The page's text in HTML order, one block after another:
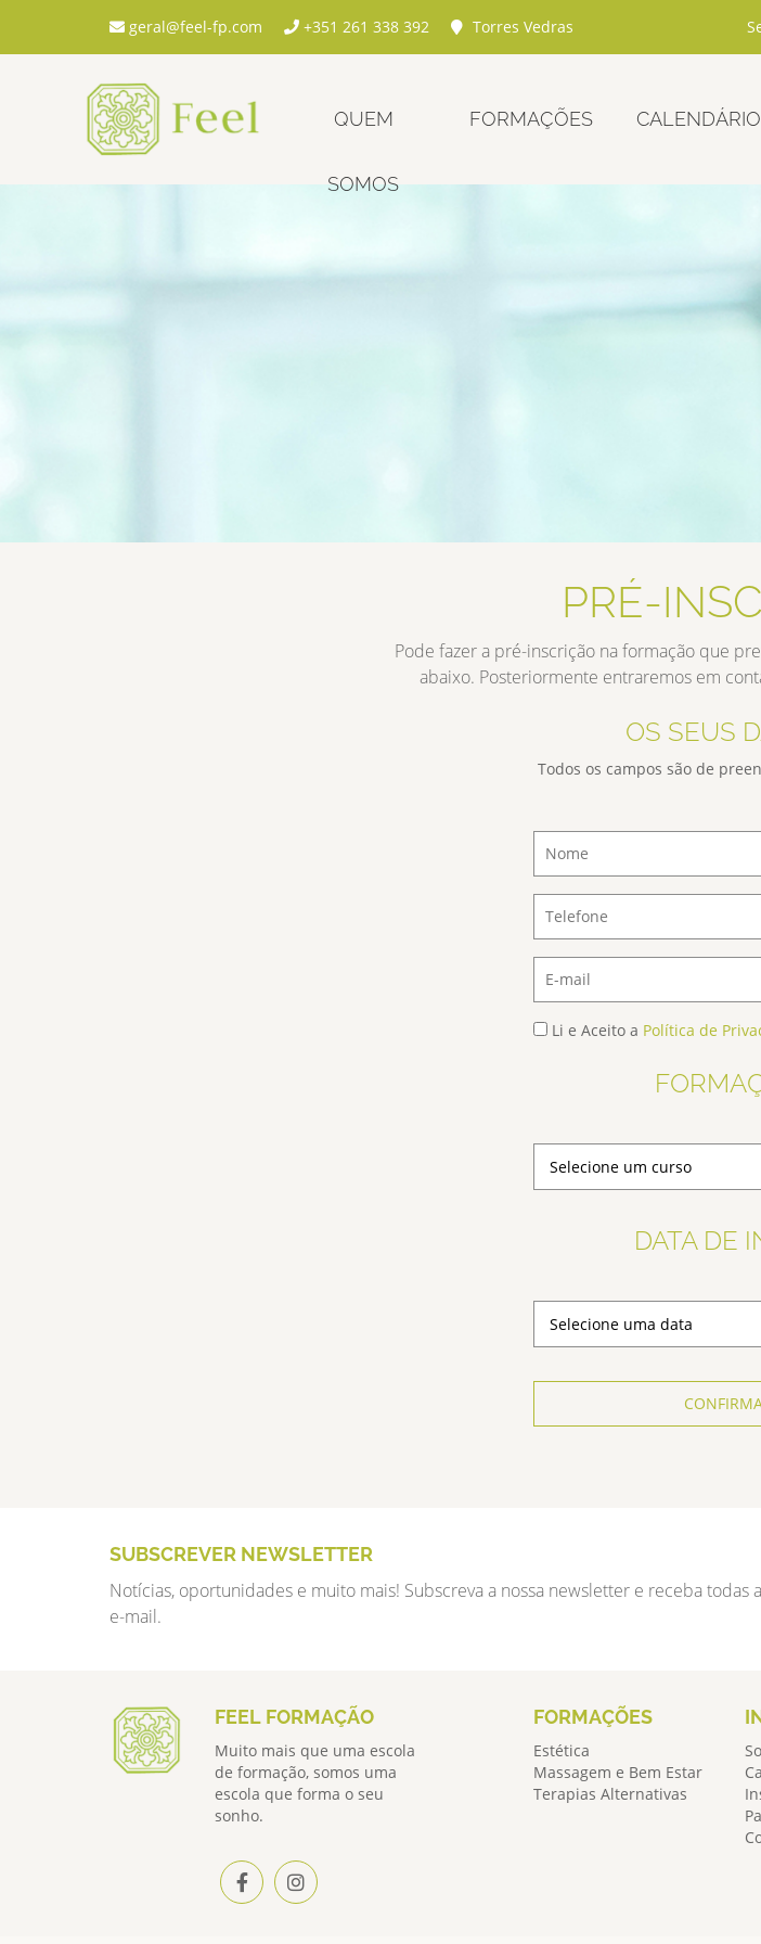
geral@feel-fp.com +351 261 338 392 Torres Vedras
QUEM
SOMOS
FORMAÇÕES CALENDÁRIO
PRÉ-
Pode fazer a pré-inscrição na formação que
abaixo. Posteriormente entraremos em
OS SEUS
Todos os campos são de
Li e Aceito a Política de
DATA DE
SUBSCREVER NEWSLETTER
Notícias, oportunidades e muito mais! Subscreva a nossa newsletter e receba todas
e-mail.
FEEL FORMAÇÃO
Muito mais que uma escola
de formação, somos uma
escola que forma o seu
sonho.
FORMAÇÕES
Estética
Massagem e Bem Estar
Terapias Alternativas